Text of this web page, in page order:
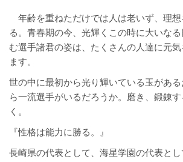
年齢を重ねただけでは人は老いず、理想
る。青春期の今、光輝くこの時に大いな
む選手諸君の姿は、たくさんの人達に元
ます。
世の中に最初から光り輝いている玉があ
ら一流選手がいるだろうか。磨き、鍛錬
く。
『性格は能力に勝る。』
長崎県の代表として、海星学園の代表と